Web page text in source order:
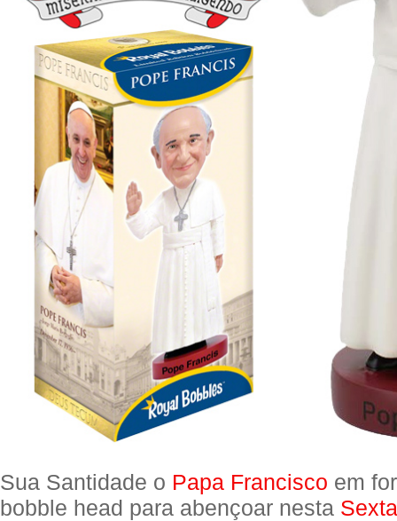
Sua Santidade o Papa Francisco em
bobble head para abençoar nesta